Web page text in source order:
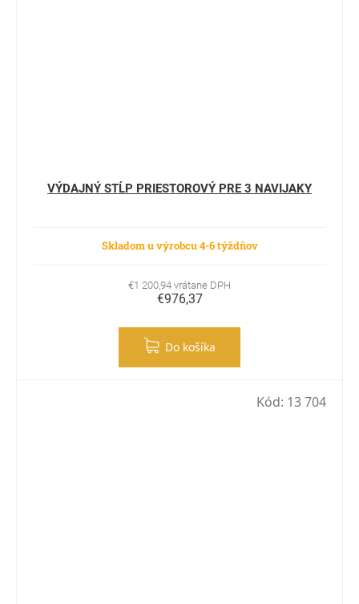
VÝDAJNÝ STĹP PRIESTOROVÝ PRE 3 NAVIJAKY
Skladom u výrobcu 4-6 týždňov
€1 200,94 vrátane DPH
€976,37
Do košíka
Kód: 13 704